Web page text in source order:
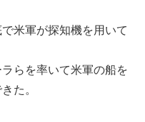
米軍が探知機を用いて
らを率いて米軍の船を
た。